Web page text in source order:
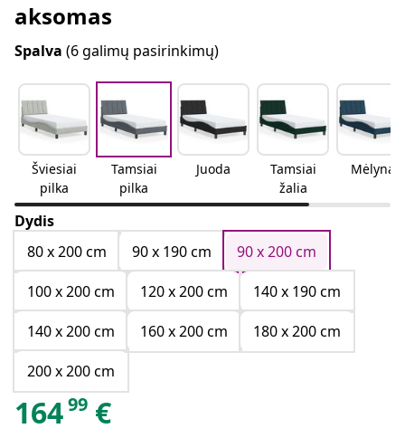
aksomas
Spalva (6 galimų pasirinkimų)
Šviesiai
pilka
Tamsiai
pilka
Juoda
Tamsiai
žalia
Mėlyna
Dydis
80 x 200 cm
90 x 190 cm
90 x 200 cm
100 x 200 cm
120 x 200 cm
140 x 190 cm
140 x 200 cm
160 x 200 cm
180 x 200 cm
200 x 200 cm
16499 €